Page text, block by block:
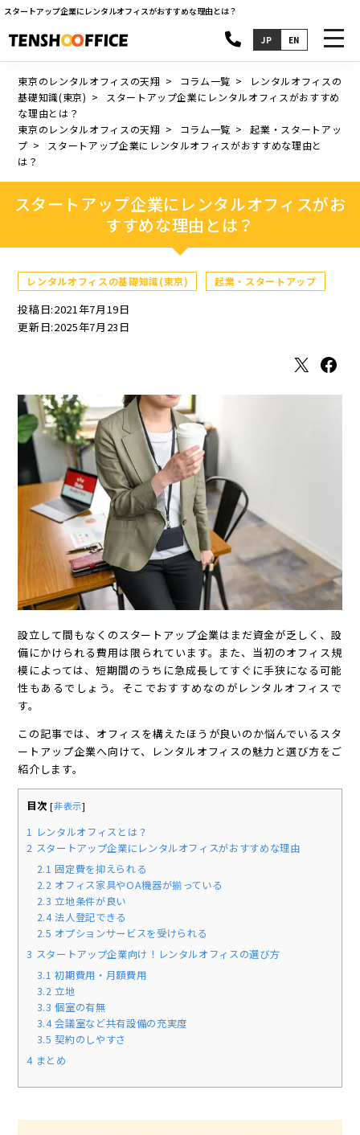
スタートアップ企業にレンタルオフィスがおすすめな理由とは？
JP EN
東京のレンタルオフィスの天翔 コラム一覧
レンタルオフィスの
基礎知識(東京)
スタートアップ企業にレンタルオフィスがおすすめ
な理由とは？
東京のレンタルオフィスの天翔
コラム一覧
起業・スタートアッ
プ
スタートアップ企業にレンタルオフィスがおすすめな理由と
は？
スタートアップ企業にレンタルオフィスがお
すすめな理由とは？
レンタルオフィスの基礎知識(東京) 起業・スタートアップ
投稿日:2021年7月19日
更新日:2025年7月23日
X Facebook
設立して間もなくのスタートアップ企業はまだ資金が乏しく、設
備にかけられる費用は限られています。また、当初のオフィス規
模によっては、短期間のうちに急成長してすぐに手狭になる可能
性もあるでしょう。そこでおすすめなのがレンタルオフィスで
す。
この記事では、オフィスを構えたほうが良いのか悩んでいるスタ
ートアップ企業へ向けて、レンタルオフィスの魅力と選び方をご
紹介します。
目次 [非表示]
1 レンタルオフィスとは？
2 スタートアップ企業にレンタルオフィスがおすすめな理由
2.1 固定費を抑えられる
2.2 オフィス家具やOA機器が揃っている
2.3 立地条件が良い
2.4法人登記できる
2.5 オプションサービスを受けられる
3 スタートアップ企業向け！レンタルオフィスの選び方
3.1 初期費用・月額費用
3.2 立地
3.3 個室の有無
3.4会議室など共有設備の充実度
3.5 契約のしやすさ
4 まとめ